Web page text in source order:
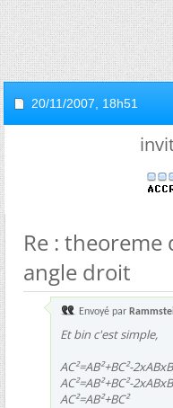
20/11/2007, 18h51
Re :
angle droit
Envoyé par
Et bin c'est simple,
AC²=AB²+BC²-
AC²=AB²+BC²-
AC²=AB²+BC²